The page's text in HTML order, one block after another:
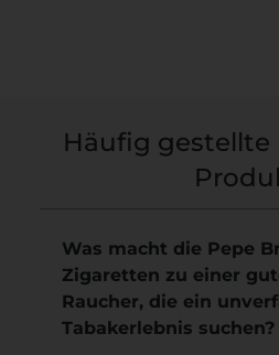
Häufig gestellte
Was macht die Pepe
Zigaretten zu einer
Raucher, die ein
Tabakerlebnis suchen?